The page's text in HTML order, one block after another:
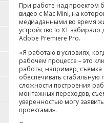
При работе над проектом
видео с Mac Mini, на
медиаданными во время
устройство Io XT
Adobe Premiere Pro.
«Я работаю в условиях,
рабочем процессе – это
работы, например, съемка
обеспечивать стабильную
сложности построения
монтажных переходов,
уверенностью могу
проектами».